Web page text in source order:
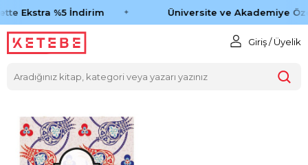
Ekstra %5 İndirim Üniversite ve Akademiye
Giriş / Üyelik